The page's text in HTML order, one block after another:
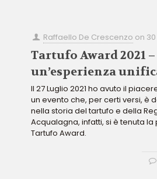
Raffaello De Crescenzo on
Tartufo Award 2021 –
un’esperienza
Il 27 Luglio 2021 ho avuto il
un evento che, per certi versi, è
nella storia del tartufo e della
Acqualagna, infatti, si è tenuta
Tartufo Award.